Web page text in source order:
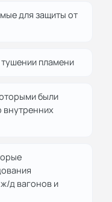
для защиты от
пламени
были
внутренних
д вагонов и